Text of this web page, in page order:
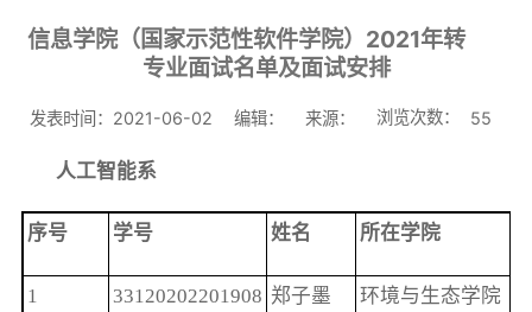
信息学院（国家示范性软件学院）2021年转
专业面试名单及面试安排
发表时间：2021-06-02 编辑： 来源： 浏览次数： 55
人工智能系
序号 学号 姓名 所在学院
1 33120202201908 郑子墨 环境与生态学院